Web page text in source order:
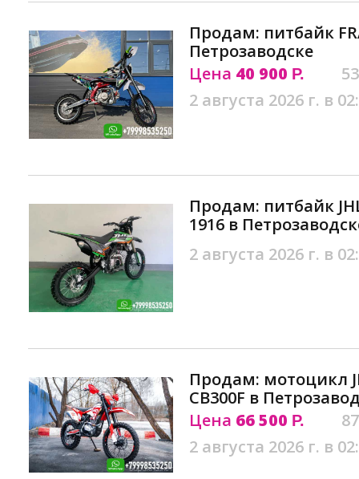
Продам: питбайк
Петрозаводске
Цена 40 900 Р.
2 августа 2026 г. в
Продам: питбайк
1916 в
2 августа 2026 г. в
Продам: мотоцикл
CB300F в
Цена 66 500 Р.
2 августа 2026 г. в